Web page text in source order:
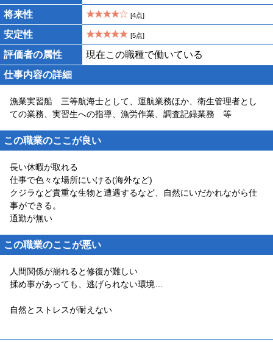
将来性 [4点]
安定性 [5点]
評価者の属性
現在この職種で働いている
仕事内容の詳細
漁業実習船 三等航海士として、運航業務ほか、衛生管理者とし
ての業務、実習生への指導、漁労作業、調査記録業務 等
この職業のここが良い
長い休暇が取れる
仕事で色々な場所にいける(海外など)
クジラなど貴重な生物と遭遇するなど、自然にいだかれながら仕
事ができる。
通勤が無い
この職業のここが悪い
人間関係が崩れると修復が難しい
揉め事があっても、逃げられない環境…
自然とストレスが耐えない